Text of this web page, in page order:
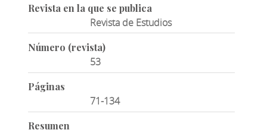
Revista en la que se publica
Revista de Estudios
Número (revista)
53
Páginas
71-134
Resumen